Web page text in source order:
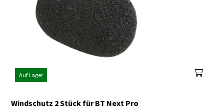
Auf Lager
Windschutz 2 Stück für BT Next Pro